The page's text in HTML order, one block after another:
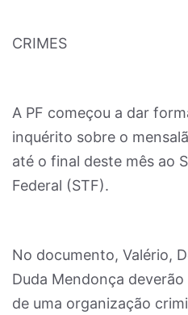
CRIMES
A PF começou a dar
inquérito sobre o
até o final deste mês ao
Federal (STF).
No documento, Valério,
Duda Mendonça
de uma organização